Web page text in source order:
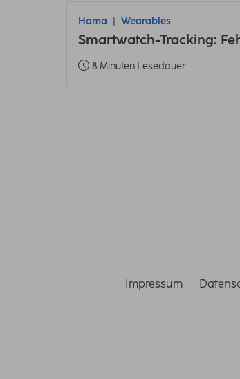
Hama Wearables
Smartwatch-Tracking:
8 Minuten Lesedauer
Impressum